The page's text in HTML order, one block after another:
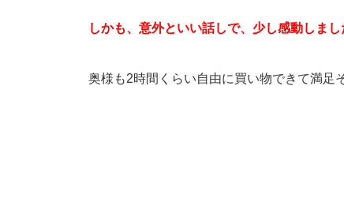
しかも、意外といい話しで、少し感動しまし
奥様も2時間くらい自由に買い物できて満足